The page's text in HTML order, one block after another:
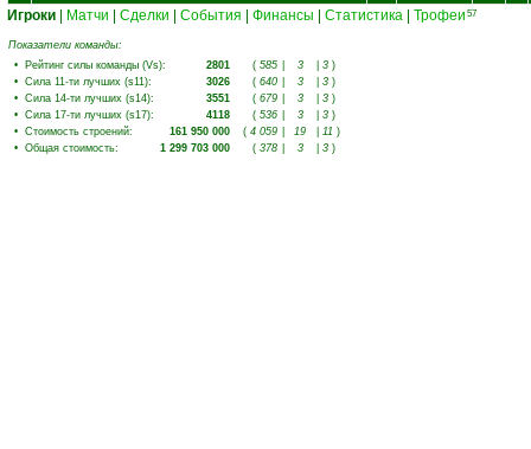
Игроки Матчи Сделки События Финансы Статистика Трофеи 57
Показатели команды:
• Рейтинг силы команды (Vs): 2801 ( 585 3 3 )
• Сила 11-ти лучших (s11): 3026 ( 640 3 3 )
• Сила 14-ти лучших (s14): 3551 ( 679 3 3 )
• Сила 17-ти лучших (s17): 4118 ( 536 3 3 )
• Стоимость строений: 161 950 000 ( 4 059 19 11 )
• Общая стоимость: 1 299 703 000 ( 378 3 3 )